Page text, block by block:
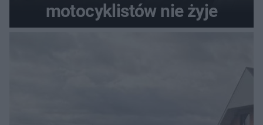
motocyklistów nie żyje